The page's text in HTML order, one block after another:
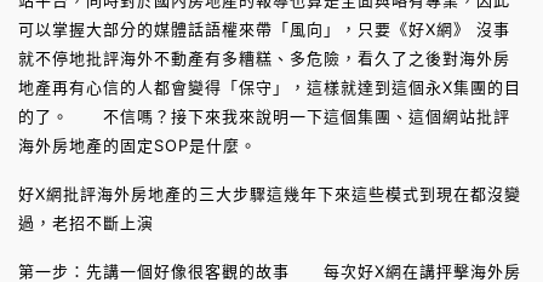
可以掌握大部分的媒體話語權來帶「風向」，只要《好X網》 沒事
就不停地批評海外不動產有多糟糕、多危險，看久了之後對海外房
地產再有心信的人都會變得「保守」，這樣就達到這個永X集團的目
的了。 不信嗎？接下來我來說明一下這個集團、這個網站批評
海外房地產的固定SOP是什麼。
好X網批評海外房地產的三大步驟這幾年下來這些模式到現在都沒變
過，老招不斷上演
第一步：先講一個好像很客觀的故事 每次好X網在講抨擊海外房